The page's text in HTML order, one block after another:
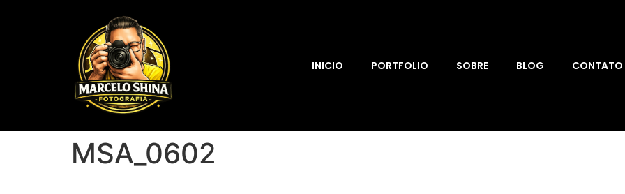
INICIO PORTFOLIO SOBRE BLOG CONTATO
MSA_0602